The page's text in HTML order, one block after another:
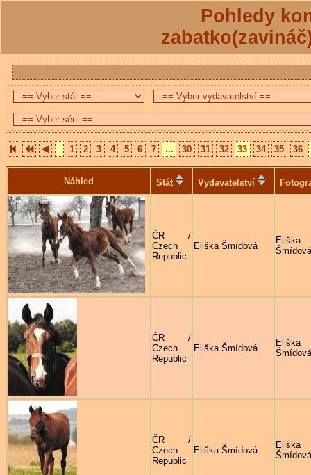
Pohledy
1 2 3 4 5 6 7 ... 30 31 32 33 34 35 36
Náhled Stát Vydavatelství
ČR /
Czech
Republic
Eliška Šmídová
Eliška
Šmídová
ČR /
Czech
Republic
Eliška Šmídová
Eliška
Šmídová
ČR /
Czech
Republic
Eliška Šmídová
Eliška
Šmídová